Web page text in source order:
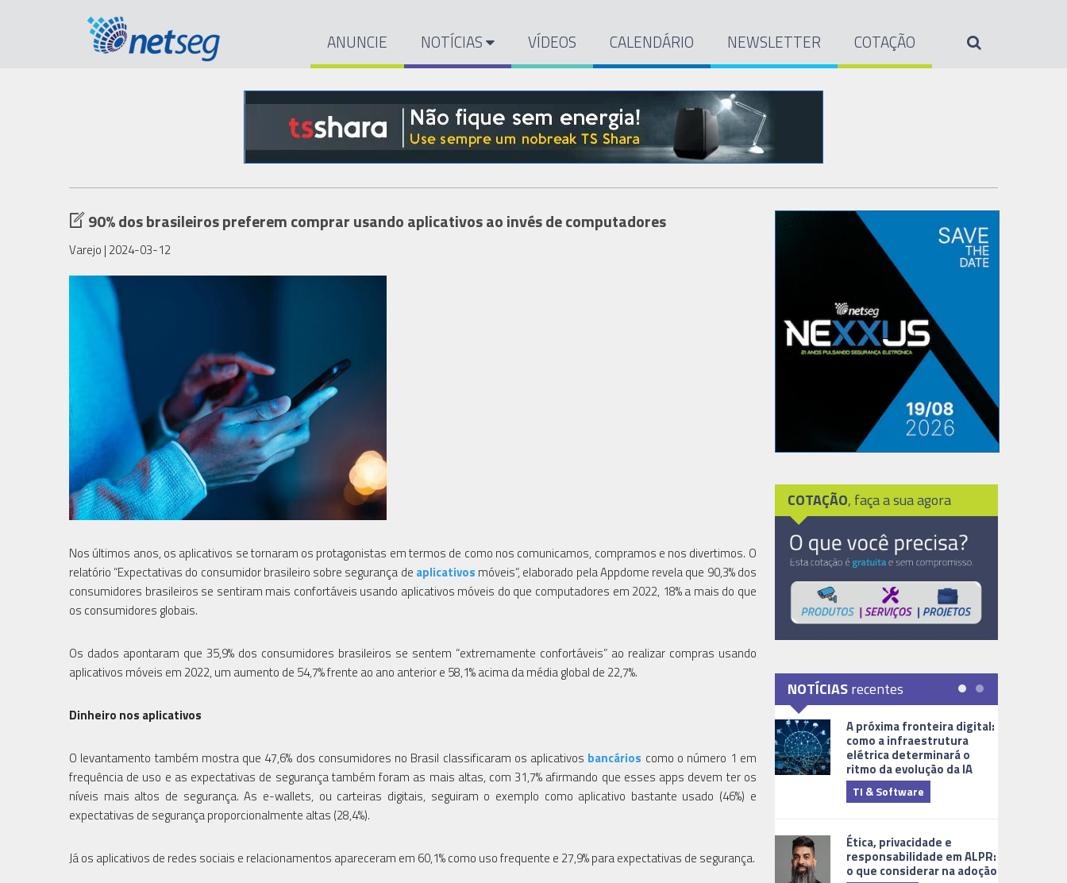
ANUNCIE NOTÍCIAS VÍDEOS CALENDÁRIO NEWSLETTER COTAÇÃO
90% dos brasileiros preferem comprar usando aplicativos ao invés de computadores
Varejo | 2024-03-12
Nos últimos anos, os aplicativos se tornaram os protagonistas em termos de como nos comunicamos, compramos e nos divertimos. O
relatório “Expectativas do consumidor brasileiro sobre segurança de aplicativos móveis”, elaborado pela Appdome revela que 90,3% dos
consumidores brasileiros se sentiram mais confortáveis usando aplicativos móveis do que computadores em 2022, 18% a mais do que
os consumidores globais.
Os dados apontaram que 35,9% dos consumidores brasileiros se sentem “extremamente confortáveis” ao realizar compras usando
aplicativos móveis em 2022, um aumento de 54,7% frente ao ano anterior e 58,1% acima da média global de 22,7%.
Dinheiro nos aplicativos
O levantamento também mostra que 47,6% dos consumidores no Brasil classificaram os aplicativos bancários como o número 1 em
frequência de uso e as expectativas de segurança também foram as mais altas, com 31,7% afirmando que esses apps devem ter os
níveis mais altos de segurança. As e-wallets, ou carteiras digitais, seguiram o exemplo como aplicativo bastante usado (46%) e
expectativas de segurança proporcionalmente altas (28,4%).
Já os aplicativos de redes sociais e relacionamentos apareceram em 60,1% como uso frequente e 27,9% para expectativas de segurança.
COTAÇÃO, faça a sua agora
NOTÍCIASrecentes
A próxima fronteira digital:
como a infraestrutura
elétrica determinará o
ritmo da evolução da IA
TI & Software
Ética, privacidade e
responsabilidade em ALPR:
o que considerar na adoção